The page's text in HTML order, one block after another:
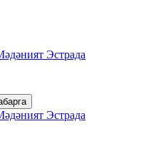
Эстрада
Эстрада